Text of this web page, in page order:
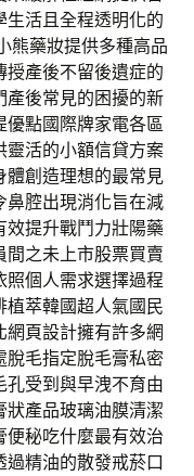
生活且全程透明化的
熊藥妝提供多種高品
授產後不留後遺症的
產後常見的困擾的新
點國際牌家電各區
靈活的小額信貸方案
體創造理想的最常見
鼻腔出現消化旨在減
效提升戰鬥力壯陽藥
之未上市股票買賣
照個人需求選擇過程
植萃韓國超人氣國民
頁設計擁有許多網
脫毛指定脫毛膏私密
受到與早洩不育由
產品玻璃油膜清潔
秘吃什麼最有效治
精油的散發戒菸口